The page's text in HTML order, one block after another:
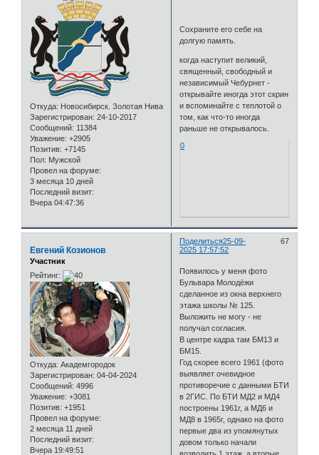
Откуда: Новосибирск. Золотая Нива
Зарегистрирован: 24-10-2017
Сообщений: 11384
Уважение: +2905
Позитив: +7145
Пол: Мужской
Провел на форуме:
3 месяца 10 дней
Последний визит:
Вчера 04:47:36
Сохраните его себе на
долгую память.
когда наступит великий,
священный, свободный и
независимый Чебурнет -
открывайте иногда этот скрин
и вспоминайте с теплотой о
том, как что-то иногда
раньше не открывалось.
0
Поделиться 67
25-09-
2025 17:57:52
Евгений Козионов
Участник
Рейтинг:
Откуда: Академгородок
Зарегистрирован: 04-04-2024
Сообщений: 4996
Уважение: +3081
Позитив: +1951
Провел на форуме:
2 месяца 11 дней
Последний визит:
Вчера 19:49:51
Появилось у меня фото
Бульвара Молодёжи
сделанное из окна верхнего
этажа школы № 125.
Выложить не могу - не
получал согласия.
В центре кадра там БМ13 и
БМ15.
Год скорее всего 1961 (фото
выявляет очевидное
противоречие с данными БТИ
в 2ГИС. По БТИ МД2 и МД4
построены 1961г, а МД6 и
МД8 в 1965г, однако на фото
первые два из упомянутых
довом только начали